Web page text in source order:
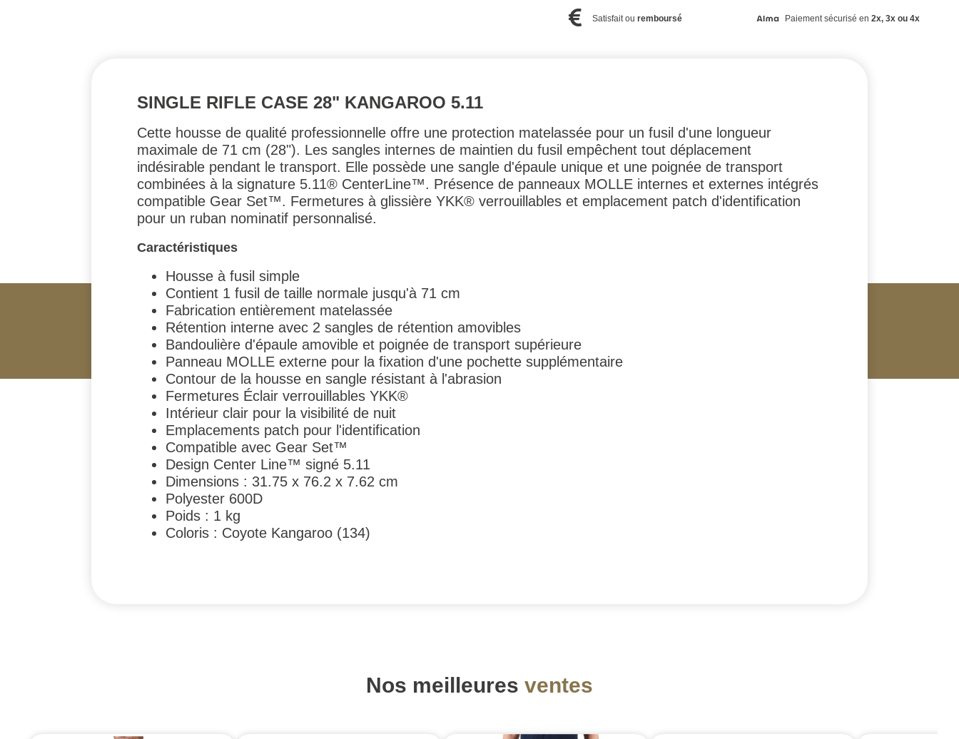
Satisfait ouremboursé Paiement sécurisé en 2x, 3x ou 4x
SINGLE RIFLE CASE 28" KANGAROO 5.11
Cette housse de qualité professionnelle offre une protection matelassée pour un fusil d'une longueur
maximale de 71 cm (28"). Les sangles internes de maintien du fusil empêchent tout déplacement
indésirable pendant le transport. Elle possède une sangle d'épaule unique et une poignée de transport
combinées à la signature 5.11® CenterLine™. Présence de panneaux MOLLE internes et externes intégrés
compatible Gear Set™. Fermetures à glissière YKK® verrouillables et emplacement patch d'identification
pour un ruban nominatif personnalisé.
Caractéristiques
Housse à fusil simple
Contient 1 fusil de taille normale jusqu'à 71 cm
Fabrication entièrement matelassée
Rétention interne avec 2 sangles de rétention amovibles
Bandoulière d'épaule amovible et poignée de transport supérieure
Panneau MOLLE externe pour la fixation d'une pochette supplémentaire
Contour de la housse en sangle résistant à l'abrasion
Fermetures Éclair verrouillables YKK®
Intérieur clair pour la visibilité de nuit
Emplacements patch pour l'identification
Compatible avec Gear Set™
Design Center Line™ signé 5.11
Dimensions : 31.75 x 76.2 x 7.62 cm
Polyester 600D
Poids : 1 kg
Coloris : Coyote Kangaroo (134)
Nos meilleures ventes